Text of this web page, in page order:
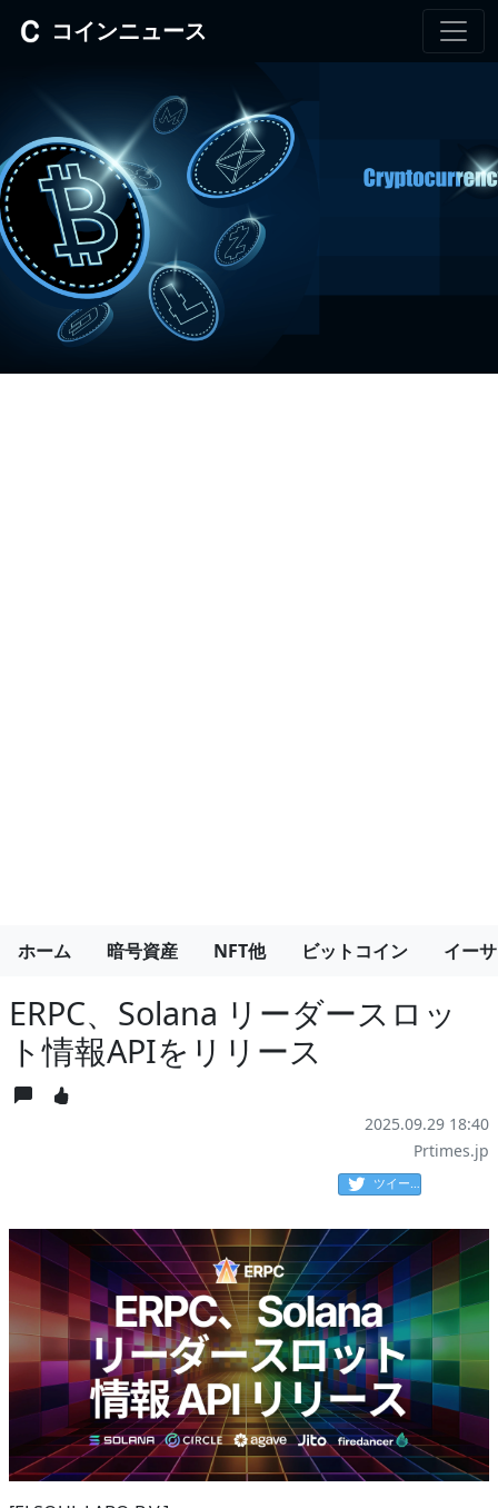
コインニュース
ホーム 暗号資産 NFT他 ビットコイン イー
ERPC、Solana リーダースロッ
ト情報APIをリリース
2025.09.29 18:40
Prtimes.jp
ツイート